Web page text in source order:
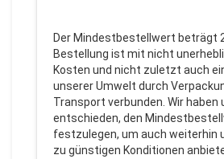
Der Mindestbestellwert beträgt
Bestellung ist mit nicht
Kosten und nicht zuletzt auch
unserer Umwelt durch
Transport verbunden. Wir haben
entschieden, den
festzulegen, um auch weiterhin
zu günstigen Konditionen